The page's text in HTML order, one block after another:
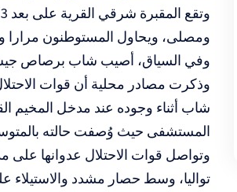
ومصلى، ويحاول المستوطنون مرارا
وفي السياق، أصيب شاب برصاص جيش
وذكرت مصادر محلية أن قوات
شاب أثناء وجوده عند مدخل المخيم
المستشفى حيث وُصفت حالته
تواليا، وسط حصار مشدد والاستيلاء